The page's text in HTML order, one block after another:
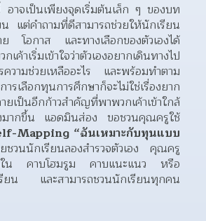
าจเป็นเพียงจุดเริ่มต้นเล็ก ๆ ของบท
แต่คำถามที่ดีสามารถช่วยให้นักเรียน
ย โอกาส และทางเลือกของตัวเองได้
ค้าเริ่มเข้าใจว่าตัวเองอยากเดินทางไป
วามช่วยเหลืออะไร และพร้อมทำตาม
เลือกทุนการศึกษาก็จะไม่ใช่เรื่องยาก
เป็นอีกก้าวสำคัญที่พาพวกเค้าเข้าใกล้
ความฝันของตัวเองมากขึ้น แอดมินส่อง ขอชวนคุณครูใช้
Mapping “ฉันเหมาะกับทุนแบบ
ชวนนักเรียนลองสำรวจตัวเอง คุณครู
ด้ใน คาบโฮมรูม คาบแนะแนว หรือ
ยน และสามารถชวนนักเรียนทุกคน